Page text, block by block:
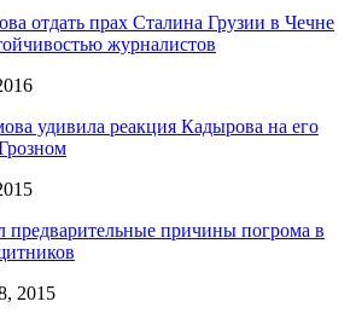
отдать прах Сталина Грузии в Чечне
журналистов
удивила реакция Кадырова на его
предварительные причины погрома в
2015